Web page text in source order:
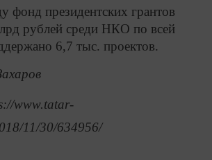
фонд президентских грантов
рублей среди НКО по всей
6,7 тыс. проектов.
www.tatar-
11/30/634956/